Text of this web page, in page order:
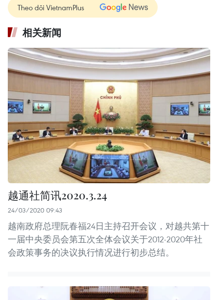
Theo dõi VietnamPlus
相关新闻
越通社简讯2020.3.24
24/03/2020 09:43
越南政府总理阮春福24日主持召开会议，对越共第十
一届中央委员会第五次全体会议关于2012-2020年社
会政策事务的决议执行情况进行初步总结。